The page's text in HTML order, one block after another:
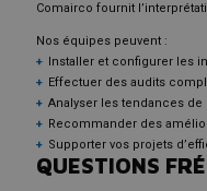
Comairco fournit
Nos équipes peuvent :
Installer et configurer les
Effectuer des audits
Analyser les tendances
Recommander des
Supporter vos projets
QUESTIONS